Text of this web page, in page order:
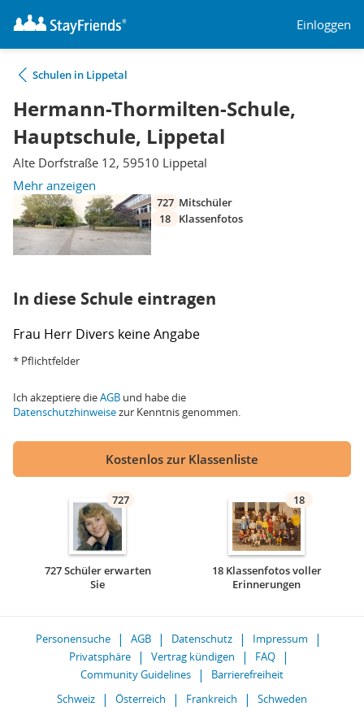
Einloggen
Schulen in Lippetal
Hermann-Thormilten-Schule,
Hauptschule, Lippetal
Alte Dorfstraße 12, 59510 Lippetal
Mehr anzeigen
727 Mitschüler
18
Klassenfotos
In diese Schule eintragen
Frau Herr Divers keine Angabe
* Pflichtfelder
Ich akzeptiere dieAGB und habe die
Datenschutzhinweisezur Kenntnis genommen.
Kostenlos zur Klassenliste
727
727 Schüler erwarten
Sie
18
18 Klassenfotos voller
Erinnerungen
Personensuche AGB Datenschutz
Impressum
Privatsphäre
Vertrag kündigen
FAQ
Community Guidelines
Barrierefreiheit
Schweiz
Österreich Frankreich Schweden